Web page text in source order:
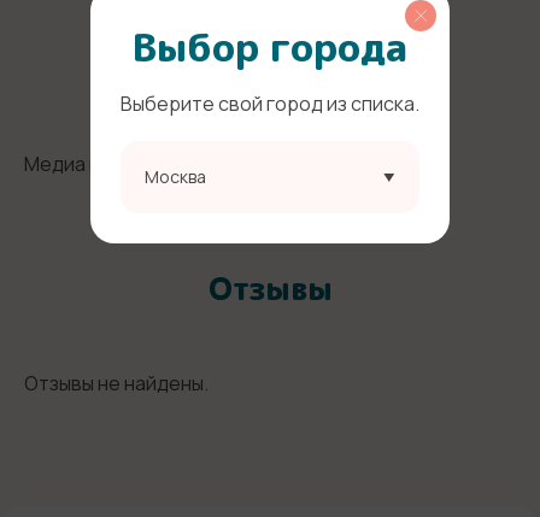
Фото и видео няни
Медиа не найдены.
Отзывы
Отзывы не найдены.
Выбор города
Выберите свой город из списка.
Москва